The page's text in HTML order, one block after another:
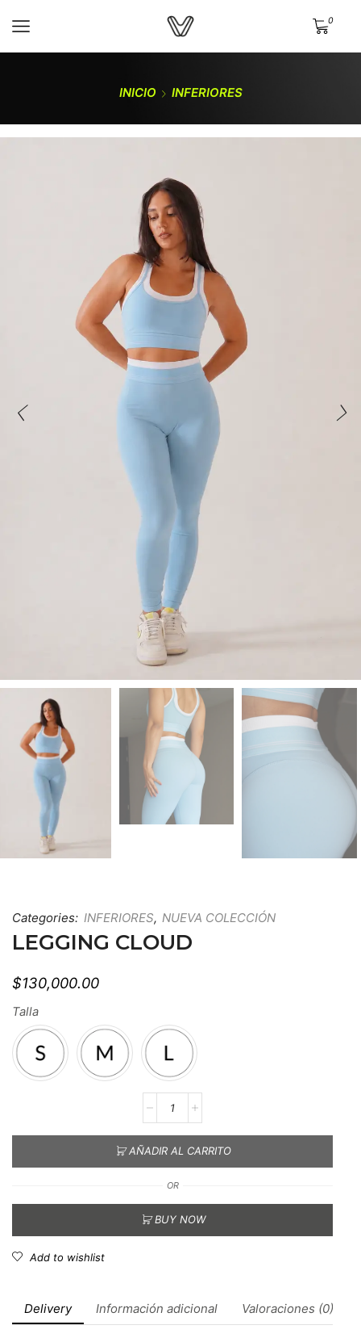
0
INICIO INFERIORES
Categories: INFERIORES, NUEVA COLECCIÓN
LEGGING CLOUD
$130,000.00
Talla
AÑADIR AL CARRITO
OR
BUY NOW
Add to wishlist
Delivery Información adicional Valoraciones (0)